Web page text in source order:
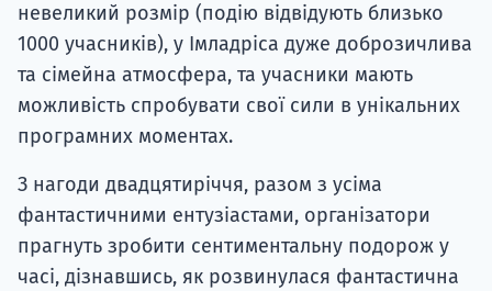
невеликий розмір (подію відвідують близько
1000 учасників), у Імладріса дуже доброзичлива
та сімейна атмосфера, та учасники мають
можливість спробувати свої сили в унікальних
програмних моментах.
З нагоди двадцятиріччя, разом з усіма
фантастичними ентузіастами, організатори
прагнуть зробити сентиментальну подорож у
часі, дізнавшись, як розвинулася фантастична